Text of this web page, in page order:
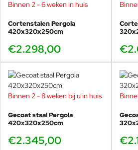
Binnen 2 - 6 weken in huis
Cortenstalen Pergola
420x320x250cm
€2.298,00
Binnen 2 - 8 weken bij u in huis
Gecoat staal Pergola
420x320x250cm
€2.345,00